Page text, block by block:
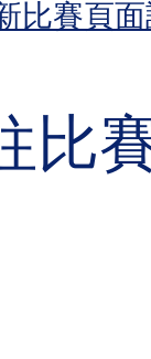
比賽頁
比